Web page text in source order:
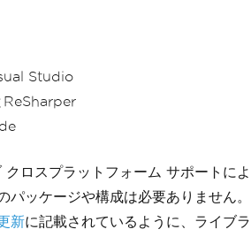
Studio
ロスプラットフォーム サポートによ
パッケージや構成は必要ありません。
新に記載されているように、ライブラ